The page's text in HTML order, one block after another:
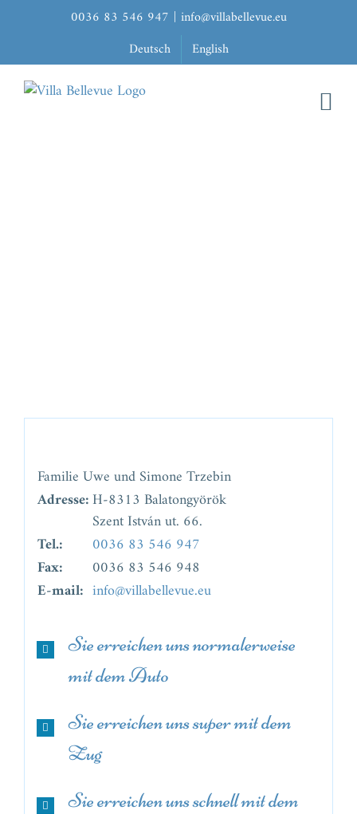
0036 83 546 947 | info@villabellevue.eu
Deutsch
English
Familie Uwe und Simone Trzebin
Adresse:H-8313 Balatongyörök
Szent István ut. 66.
Tel.:
0036 83 546 947
Fax:
0036 83 546 948
E-mail: info@villabellevue.eu
Sie erreichen uns normalerweise
mit dem Auto
Sie erreichen uns super mit dem
Zug
Sie erreichen uns schnell mit dem